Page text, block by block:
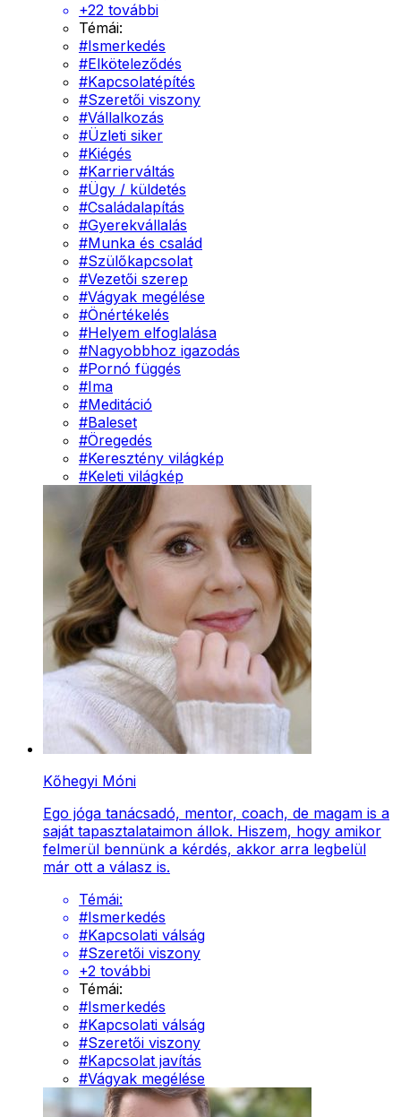
+22 további
Témái:
#Ismerkedés
#Elköteleződés
#Kapcsolatépítés
#Szeretői viszony
#Vállalkozás
#Üzleti siker
#Kiégés
#Karrierváltás
#Ügy / küldetés
#Családalapítás
#Gyerekvállalás
#Munka és család
#Szülőkapcsolat
#Vezetői szerep
#Vágyak megélése
#Önértékelés
#Helyem elfoglalása
#Nagyobbhoz igazodás
#Pornó függés
#Ima
#Meditáció
#Baleset
#Öregedés
#Keresztény világkép
#Keleti világkép
Kőhegyi Móni
Ego jóga tanácsadó, mentor, coach, de magam is a
saját tapasztalataimon állok. Hiszem, hogy amikor
felmerül bennünk a kérdés, akkor arra legbelül
már ott a válasz is.
Témái:
#Ismerkedés
#Kapcsolati válság
#Szeretői viszony
+2 további
Témái:
#Ismerkedés
#Kapcsolati válság
#Szeretői viszony
#Kapcsolat javítás
#Vágyak megélése